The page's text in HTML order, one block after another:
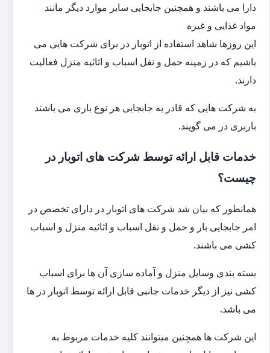
دارا می باشند و همچنین جابجایی سایر موارد دیگر مانند
مواد غذایی و غیره
این روزها شاهد استفاده از اتوبار در برای شرکت هایی می
باشیم که در زمینه حمل و نقل اسباب و اثاثیه منزل فعالیت
دارند.
به شرکت هایی که قادر به جابجایی هر نوع باری می باشند
باربری در می گویند.
خدمات قابل ارائه توسط شرکت های اتوبار در
چیست؟
همانطور که بیان شد شرکت های اتوبار در دارای تخصص در
امر جابجایی بار و حمل و نقل اسباب و اثاثیه منزل و اسباب
کشی می باشند.
بسته بندی وسایل منزل و آماده سازی آن ها برای اسباب
کشی نیز از دیگر خدمات جانبی قابل ارائه توسط اتوبار در ها
می باشد.
این شرکت ها همچنین میتوانند کلیه خدمات مربوط به